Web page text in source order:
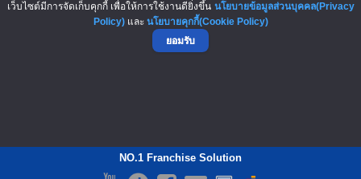
▲ GO TO TOP
NO.1 Franchise Solution
เว็บไซต์มีการจัดเก็บคุกกี้ เพื่อให้การใช้งานดียิ่งขึ้น นโยบายข้อมูลส่วนบุคคล(Privacy
Policy)และ นโยบายคุกกี้(Cookie Policy)
ยอมรับ